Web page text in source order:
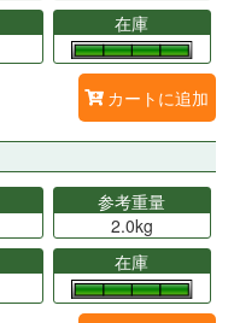
在庫
カートに追加
参考重量
2.0kg
在庫